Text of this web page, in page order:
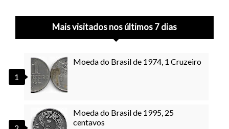
Mais visitados nos últimos 7 dias
Moeda do Brasil de 1974, 1 Cruzeiro
Moeda do Brasil de 1995, 25
centavos